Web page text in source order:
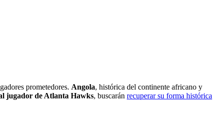
prometedores. Angola, histórica del continente africano y
jugador de Atlanta Hawks, buscarán recuperar su forma histórica